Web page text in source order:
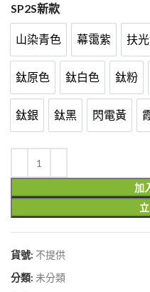
SP2S新款
山染青色
山染青色幕霭紫
幕霭紫 扶
鈦原色
鈦原色 鈦白色
鈦白色 鈦粉
鈦粉
鈦銀
鈦銀 鈦黑
鈦黑 閃電黃
閃電黃
加
貨號: 不提供
分類: 未分類